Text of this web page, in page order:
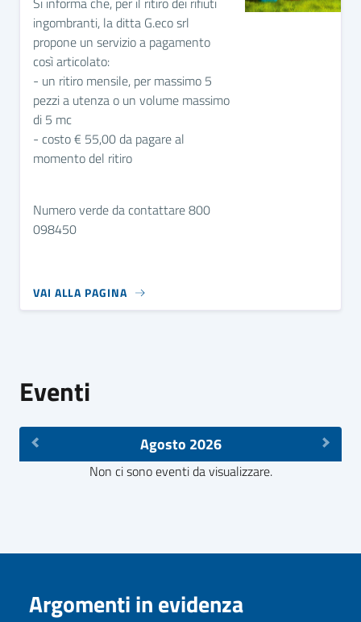
ingombranti, la ditta G.eco srl
propone un servizio a pagamento
così articolato:
- un ritiro mensile, per massimo 5
pezzi a utenza o un volume massimo
di 5 mc
- costo € 55,00 da pagare al
momento del ritiro
Numero verde da contattare 800
098450
VAI ALLA PAGINA
Eventi
Agosto 2026
Non ci sono eventi da visualizzare.
Argomenti in evidenza